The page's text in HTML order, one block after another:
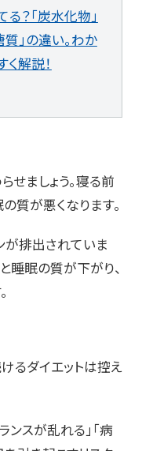
る？「炭水化物」
質」の違い。わか
く解説！
ましょう。寝る前
質が悪くなります。
が排出されていま
睡眠の質が下がり、
るダイエットは控え
ンスが乱れる」「病